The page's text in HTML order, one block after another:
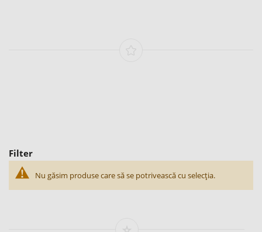
Filter
Nu găsim produse care să se potrivească cu selecția.